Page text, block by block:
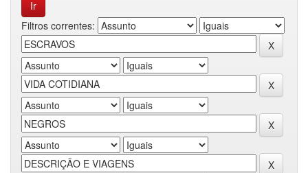
Filtros correntes: